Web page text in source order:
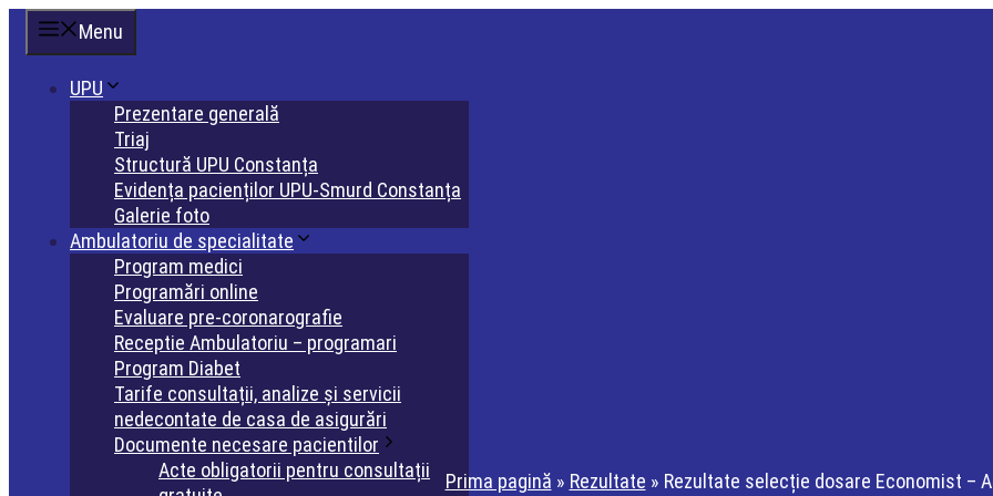
Sari
Menu
UPU
Prezentare generală
Triaj
Structură UPU Constanța
Evidența pacienților UPU-Smurd Constanța
Galerie foto
Ambulatoriu de specialitate
Program medici
Programări online
Evaluare pre-coronarografie
Receptie Ambulatoriu – programari
Program Diabet
Tarife consultații, analize și servicii
nedecontate de casa de asigurări
Documente necesare pacientilor
Acte obligatorii pentru consultații
Prima pagină » Rezultate » Rezultate selecție dosare Economist –